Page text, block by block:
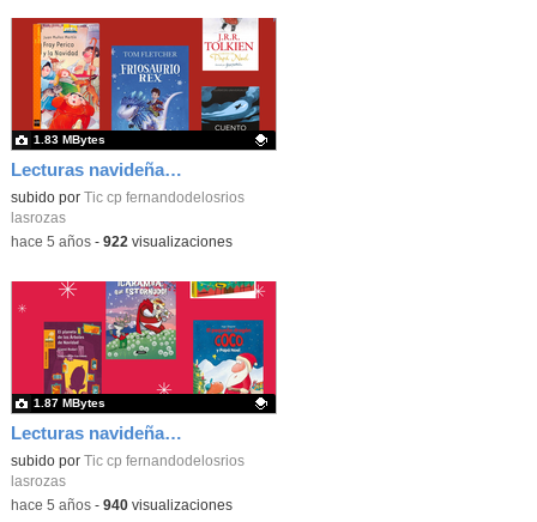
Lecturas navideñas recomendadas_Segundo Equipo Primaria_CEIP FDLR_Las Rozas
Contenido educativo.
subido por Tic cp fernandodelosrios
lasrozas
1.83 MBytes
-hace 5 años- 922 visualizaciones
Lecturas navideñas recomendadas_Primer Equipo Primaria_CEIP FDLR_Las Rozas
Contenido educativo.
subido por Tic cp fernandodelosrios
lasrozas
1.87 MBytes
-hace 5 años- 940visualizaciones